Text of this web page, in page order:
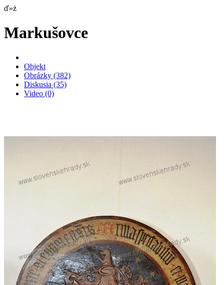
ď»ż
Markušovce
Objekt
Obrázky (382)
Diskusia (35)
Video (0)